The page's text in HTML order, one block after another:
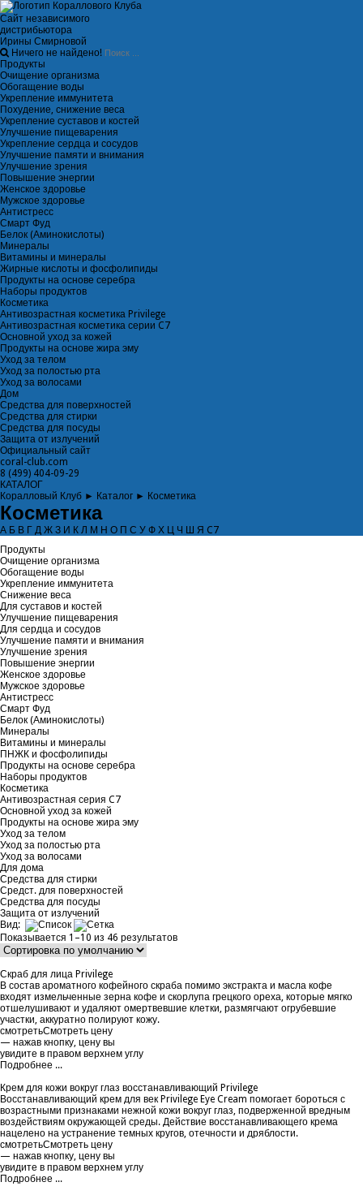
Сайт независимого
дистрибьютора
Ирины Смирновой
Ничего не найдено!
Продукты
Очищение организма
Обогащение воды
Укрепление иммунитета
Похудение, снижение веса
Укрепление суставов и костей
Улучшение пищеварения
Укрепление сердца и сосудов
Улучшение памяти и внимания
Улучшение зрения
Повышение энергии
Женское здоровье
Мужское здоровье
Антистресс
Смарт Фуд
Белок (Аминокислоты)
Минералы
Витамины и минералы
Жирные кислоты и фосфолипиды
Продукты на основе серебра
Наборы продуктов
Косметика
Антивозрастная косметика Privilege
Антивозрастная косметика серии C7
Основной уход за кожей
Продукты на основе жира эму
Уход за телом
Уход за полостью рта
Уход за волосами
Дом
Средства для поверхностей
Средства для стирки
Средства для посуды
Защита от излучений
Официальный сайт
coral-club.com
8 (499) 404-09-29
КАТАЛОГ
Коралловый Клуб ► Каталог ► Косметика
Косметика
А Б В Г Д Ж З И К Л М Н О П С У Ф Х Ц Ч Ш Я C7
Продукты
Очищение организма
Обогащение воды
Укрепление иммунитета
Снижение веса
Для суставов и костей
Улучшение пищеварения
Для сердца и сосудов
Улучшение памяти и внимания
Улучшение зрения
Повышение энергии
Женское здоровье
Мужское здоровье
Антистресс
Смарт Фуд
Белок (Аминокислоты)
Минералы
Витамины и минералы
ПНЖК и фосфолипиды
Продукты на основе серебра
Наборы продуктов
Косметика
Антивозрастная серия C7
Основной уход за кожей
Продукты на основе жира эму
Уход за телом
Уход за полостью рта
Уход за волосами
Для дома
Средства для стирки
Средст. для поверхностей
Средства для посуды
Защита от излучений
Вид:
Показывается 1–10 из 46 результатов
Скраб для лица Privilege
В состав ароматного кофейного скраба помимо экстракта и масла кофе
входят измельченные зерна кофе и скорлупа грецкого ореха, которые мягко
отшелушивают и удаляют омертвевшие клетки, размягчают огрубевшие
участки, аккуратно полируют кожу.
смотретьСмотреть цену
— нажав кнопку, цену вы
увидите в правом верхнем углу
Подробнее ...
Крем для кожи вокруг глаз восстанавливающий Privilege
Восстанавливающий крем для век Privilege Eye Cream помогает бороться с
возрастными признаками нежной кожи вокруг глаз, подверженной вредным
воздействиям окружающей среды. Действие восстанавливающего крема
нацелено на устранение темных кругов, отечности и дряблости.
смотретьСмотреть цену
— нажав кнопку, цену вы
увидите в правом верхнем углу
Подробнее ...